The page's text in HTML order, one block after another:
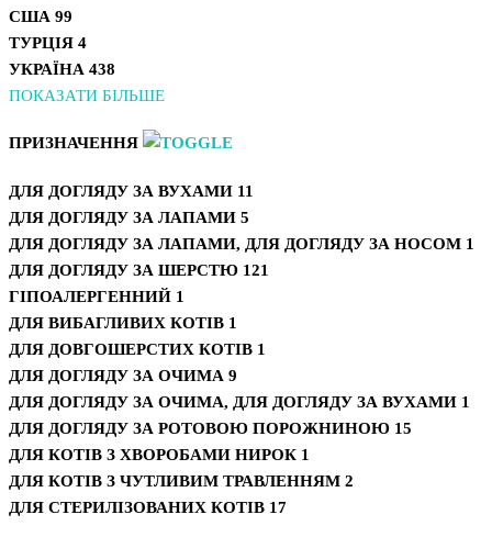
США 99
ТУРЦІЯ 4
УКРАЇНА 438
ПОКАЗАТИ БІЛЬШЕ
ПРИЗНАЧЕННЯ
ДЛЯ ДОГЛЯДУ ЗА ВУХАМИ 11
ДЛЯ ДОГЛЯДУ ЗА ЛАПАМИ 5
ДЛЯ ДОГЛЯДУ ЗА ЛАПАМИ, ДЛЯ ДОГЛЯДУ ЗА НОСОМ 1
ДЛЯ ДОГЛЯДУ ЗА ШЕРСТЮ 121
ГІПОАЛЕРГЕННИЙ 1
ДЛЯ ВИБАГЛИВИХ КОТІВ 1
ДЛЯ ДОВГОШЕРСТИХ КОТІВ 1
ДЛЯ ДОГЛЯДУ ЗА ОЧИМА 9
ДЛЯ ДОГЛЯДУ ЗА ОЧИМА, ДЛЯ ДОГЛЯДУ ЗА ВУХАМИ 1
ДЛЯ ДОГЛЯДУ ЗА РОТОВОЮ ПОРОЖНИНОЮ 15
ДЛЯ КОТІВ З ХВОРОБАМИ НИРОК 1
ДЛЯ КОТІВ З ЧУТЛИВИМ ТРАВЛЕННЯМ 2
ДЛЯ СТЕРИЛІЗОВАНИХ КОТІВ 17